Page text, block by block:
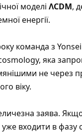
моделі ΛCDM,
енергії.
команда з
, яка
не через
віку.
заява.
входити в